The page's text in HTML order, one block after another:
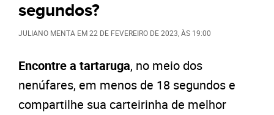
segundos?
JULIANO MENTA EM22 DE FEVEREIRO DE 2023 , ÀS 19:00
Encontre a tartaruga, no meio dos
nenúfares, em menos de 18 segundos e
compartilhe sua carteirinha de melhor